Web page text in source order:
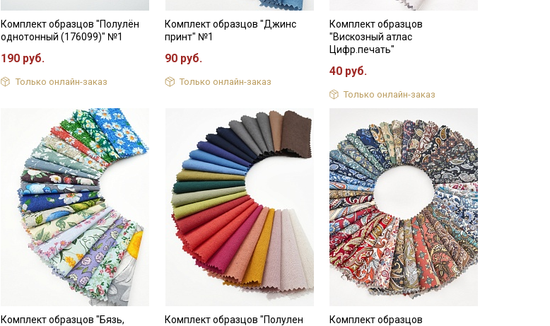
Комплект образцов "Полулён
однотонный (176099)" №1
190 руб.
Только онлайн-заказ
Комплект образцов "Джинс
принт" №1
90 руб.
Только онлайн-заказ
Комплект образцов
"Вискозный атлас
Цифр.печать"
40 руб.
Только онлайн-заказ
Комплект образцов "Бязь,
Комплект образцов "Полулен
Комплект образцов